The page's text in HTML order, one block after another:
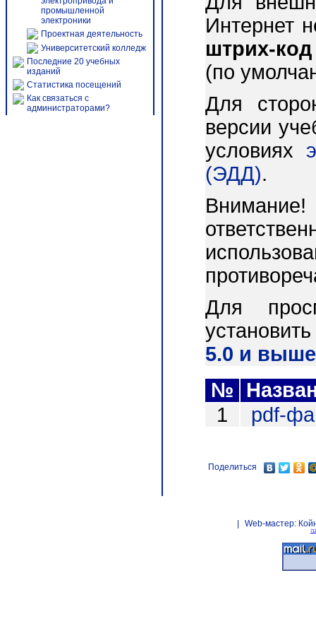
промышленной
электроники
Проектная деятельность
Университетский колледж
Последние 20 учебных
изданий
Статистика посещений
Как связаться с
администраторами?
Интернет
штрих-код
(по
Для
версии
условиях
(ЭДД).
Для
5.0 и
№
1
pdf-
Поделиться
Web-мастер: